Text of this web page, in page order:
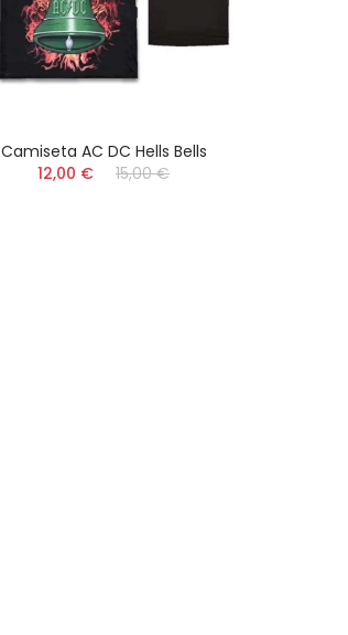
Camiseta AC DC Hells Bells
12,00 €
15,00 €